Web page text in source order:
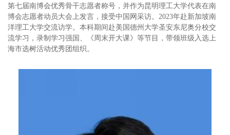
第七届南博会优秀骨干志愿者称号，并作为昆明理工大学代表在南
博会志愿者动员大会上发言，接受中国网采访。2023年赴新加坡南
洋理工大学交流访学。本科期间赴美国德州大学圣安东尼奥分校交
流学习，录制学习强国、《周末开大课》等节目，带领班级入选上
海市选树活动优秀团组织。